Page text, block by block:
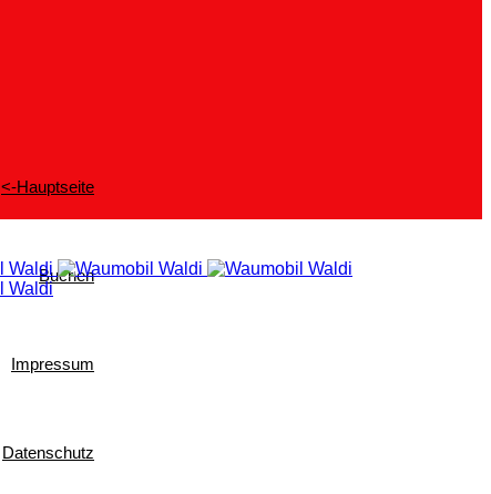
<-Hauptseite
Buchen
Impressum
Datenschutz